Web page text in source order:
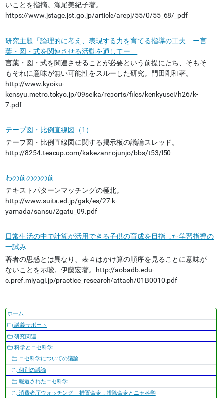
いことを指摘。瀬尾美紀子著。
https://www.jstage.jst.go.jp/article/arepj/55/0/55_68/_pdf
研究主題「論理的に考え、表現する力を育てる指導の工夫 ー言
葉・図・式を関連させる活動を通してー」
言葉・図・式を関連させることが必要という前提にたち、そもそ
もそれに意味が無い可能性をスルーした研究。門田剛和著。
http://www.kyoiku-
kensyu.metro.tokyo.jp/09seika/reports/files/kenkyusei/h26/k-
7.pdf
テープ図・比例直線図（1）
テープ図・比例直線図に関する掲示板の議論スレッド。
http://8254.teacup.com/kakezannojunjo/bbs/t53/l50
わの前ののの前
テキストパターンマッチングの極北。
http://www.suita.ed.jp/gak/es/27-k-
yamada/sansu/2gatu_09.pdf
日常生活の中で計算が活用できる子供の育成を目指した学習指導の
一試み
著者の思惑とは異なり、表４はかけ算の順序を見ることに意味が
ないことを示唆。伊藤宏著。http://aobadb.edu-
c.pref.miyagi.jp/practice_research/attach/01B0010.pdf
ナ
ビ
ゲ
ー
シ
ョ
ン
ホーム
講義サポート
研究関連
科学とニセ科学
ニセ科学についての議論
個別の議論
報道されたニセ科学
消費者庁ウォッチング ---措置命令，排除命令とニセ科学